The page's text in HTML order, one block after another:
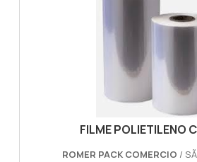
modelos de embalagem
mercado de
OPTAR POR UM FILME Há d.
FILME POLIETILENO
ROMER PACK COMERCIO /